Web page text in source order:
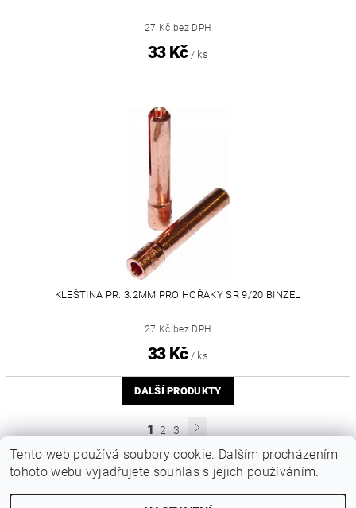
27 Kč bez DPH
33 Kč / ks
KLEŠTINA PR. 3.2MM PRO HOŘÁKY SR 9/20 BINZEL
27 Kč bez DPH
33 Kč / ks
DALŠÍ PRODUKTY
1 2 3
Katalogy Autogen Chotěboř Původní eshop rulik.cz
Tento web používá soubory cookie. Dalším procházením
tohoto webu vyjadřujete souhlas s jejich používáním.